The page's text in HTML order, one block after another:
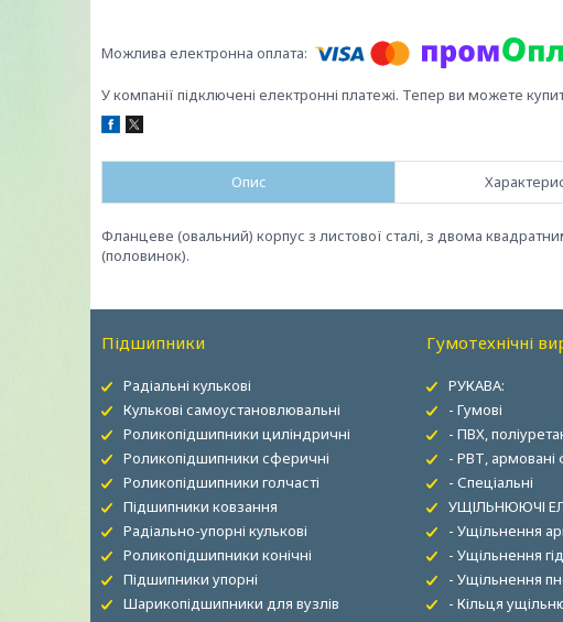
У компанії підключені електронні платежі. Тепер ви можете
Опис
Фланцеве (овальний) корпус з листової сталі, з двома
(половинок).
Підшипники
Радіальні кулькові
Кулькові самоустановлювальні
Роликопідшипники циліндричні
Роликопідшипники сферичні
Роликопідшипники голчасті
Підшипники ковзання
Радіально-упорні кулькові
Роликопідшипники конічні
Підшипники упорні
Шарикопідшипники для вузлів
Гумотехнічні
РУКАВА:
- Гумові
- ПВХ,
- РВТ, армовані
- Спеціальні
УЩІЛЬНЮЮЧІ
- Ущільнення
- Ущільнення
- Ущільнення
- Кільця